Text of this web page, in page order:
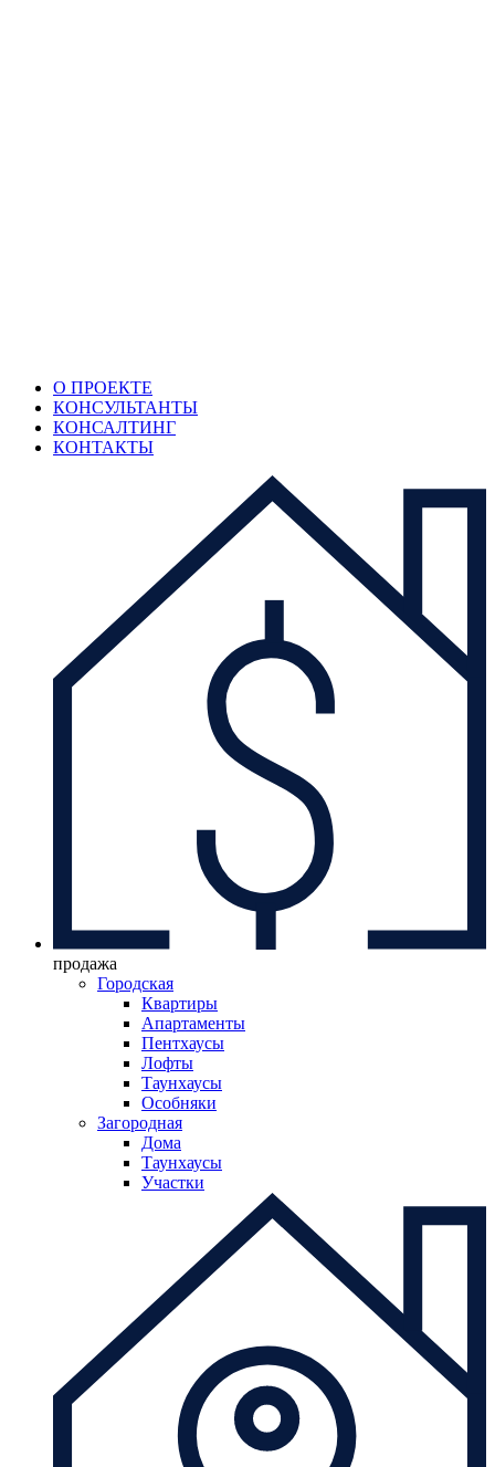
О ПРОЕКТЕ
КОНСУЛЬТАНТЫ
КОНСАЛТИНГ
КОНТАКТЫ
продажа
Городская
Квартиры
Апартаменты
Пентхаусы
Лофты
Таунхаусы
Особняки
Загородная
Дома
Таунхаусы
Участки